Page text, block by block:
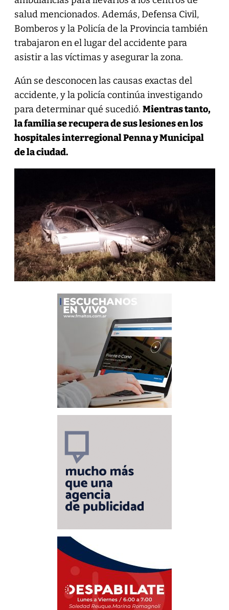
salud mencionados. Además, Defensa Civil,
Bomberos y la Policía de la Provincia también
trabajaron en el lugar del accidente para
asistir a las víctimas y asegurar la zona.
Aún se desconocen las causas exactas del
accidente, y la policía continúa investigando
para determinar qué sucedió. Mientras tanto,
la familia se recupera de sus lesiones en los
hospitales interregional Penna y Municipal
de la ciudad.